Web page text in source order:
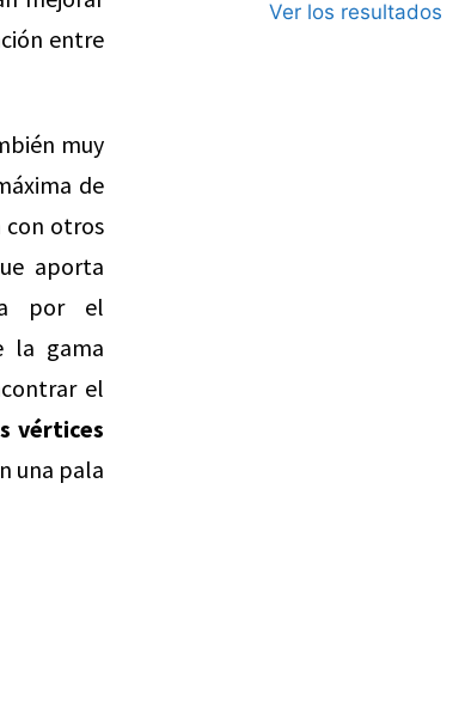
entre
muy
de
con otros
aporta
por el
la gama
el
vértices
una pala
Ver los resultados